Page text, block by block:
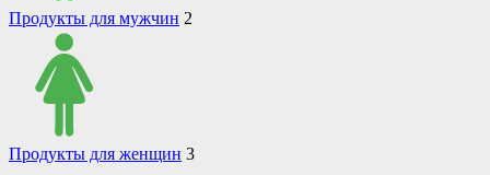
Продукты для мужчин 2
Продукты для женщин 3